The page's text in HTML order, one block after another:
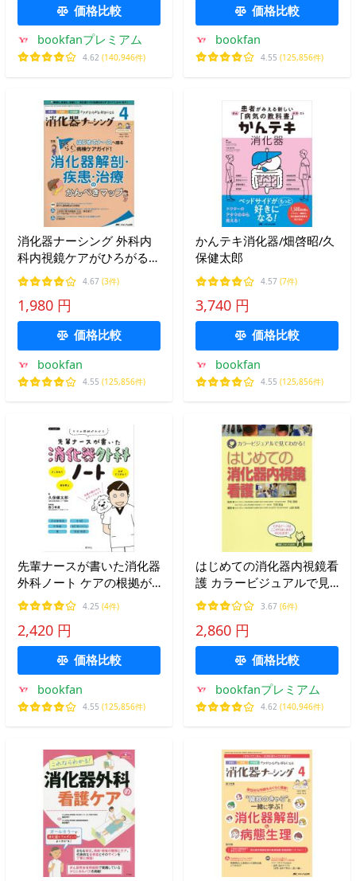
価格比較
bookfanプレミアム
4.62 (140,946件)
価格比較
bookfan
4.55 (125,856件)
消化器ナーシング 外科内
科内視鏡ケアがひろがる・
好きになる 第26巻4号
(2021-4)
4.67 (3件)
1,980 円
価格比較
bookfan
4.55 (125,856件)
かんテキ消化器/畑啓昭/久
保健太郎
4.57 (7件)
3,740 円
価格比較
bookfan
4.55 (125,856件)
先輩ナースが書いた消化器
外科ノート ケアの根拠が
わかる/久保健太郎/西口幸
雄
4.25 (4件)
2,420 円
価格比較
bookfan
4.55 (125,856件)
はじめての消化器内視鏡看
護 カラービジュアルで見
てわかる!/山田拓哉/平松直
樹/三田英治
3.67 (6件)
2,860 円
価格比較
bookfanプレミアム
4.62 (140,946件)